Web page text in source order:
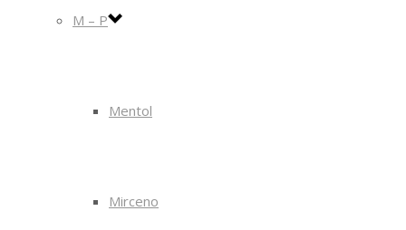
M – P
Mentol
Mirceno